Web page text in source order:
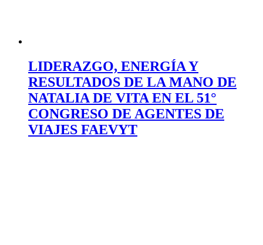
LIDERAZGO, ENERGÍA Y
RESULTADOS DE LA MANO DE
NATALIA DE VITA EN EL 51°
CONGRESO DE AGENTES DE
VIAJES FAEVYT